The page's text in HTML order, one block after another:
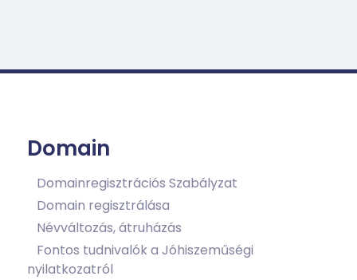
Domain
Domainregisztrációs Szabályzat
Domain regisztrálása
Névváltozás, átruházás
Fontos tudnivalók a Jóhiszeműségi
nyilatkozatról